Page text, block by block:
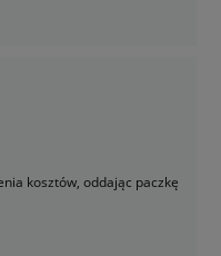
kosztów, oddając paczkę